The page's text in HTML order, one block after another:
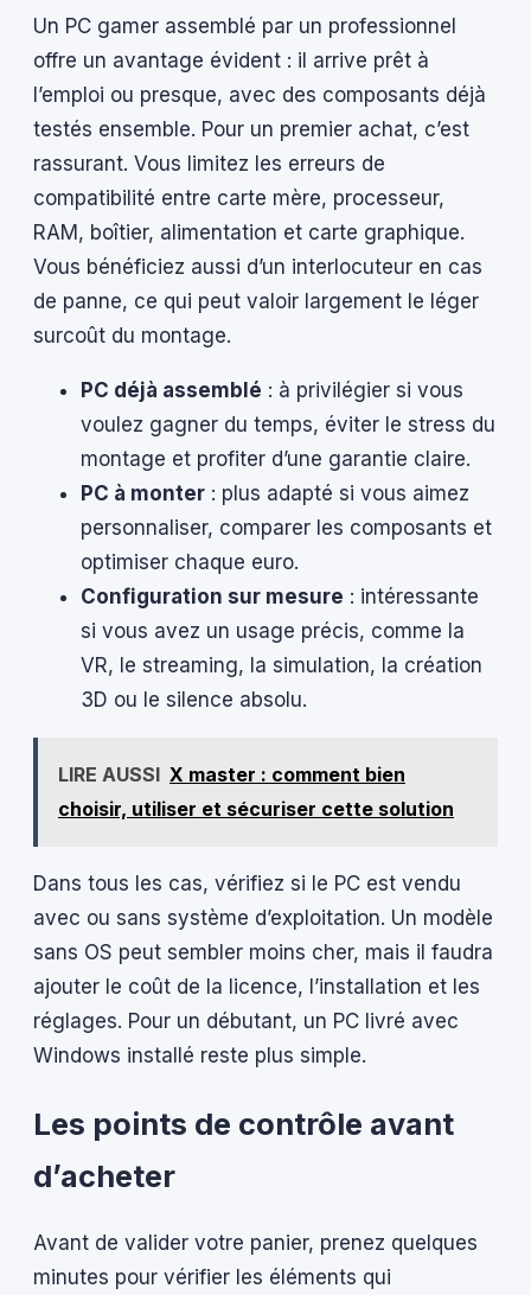
Un PC gamer assemblé par un professionnel
offre un avantage évident : il arrive prêt à
l’emploi ou presque, avec des composants déjà
testés ensemble. Pour un premier achat, c’est
rassurant. Vous limitez les erreurs de
compatibilité entre carte mère, processeur,
RAM, boîtier, alimentation et carte graphique.
Vous bénéficiez aussi d’un interlocuteur en cas
de panne, ce qui peut valoir largement le léger
surcoût du montage.
PC déjà assemblé : à privilégier si vous
voulez gagner du temps, éviter le stress du
montage et profiter d’une garantie claire.
PC à monter : plus adapté si vous aimez
personnaliser, comparer les composants et
optimiser chaque euro.
Configuration sur mesure : intéressante
si vous avez un usage précis, comme la
VR, le streaming, la simulation, la création
3D ou le silence absolu.
LIRE AUSSI X master : comment bien
choisir, utiliser et sécuriser cette solution
Dans tous les cas, vérifiez si le PC est vendu
avec ou sans système d’exploitation. Un modèle
sans OS peut sembler moins cher, mais il faudra
ajouter le coût de la licence, l’installation et les
réglages. Pour un débutant, un PC livré avec
Windows installé reste plus simple.
Les points de contrôle avant
d’acheter
Avant de valider votre panier, prenez quelques
minutes pour vérifier les éléments qui